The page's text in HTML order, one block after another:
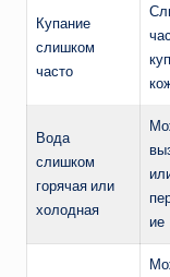
Купание
слишком
часто
Вода
слишком
горячая или
холодная
ие